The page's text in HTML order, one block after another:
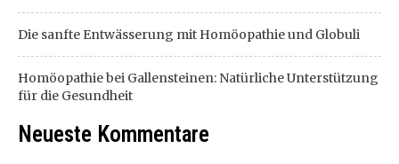
Die sanfte Entwässerung mit Homöopathie und Globuli
Homöopathie bei Gallensteinen: Natürliche Unterstützung
für die Gesundheit
Neueste Kommentare